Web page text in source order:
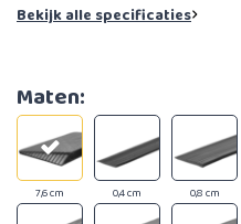
Bekijk alle specificaties
0,4 cm 0,8 cm
Maten:
7,6 cm